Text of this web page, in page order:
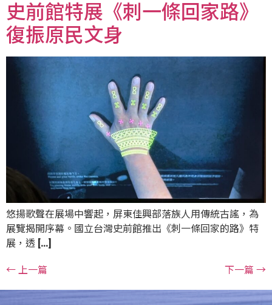
史前館特展《刺一條回家路》
復振原民文身
悠揚歌聲在展場中響起，屏東佳興部落族人用傳統古謠，為
展覽揭開序幕。國立台灣史前館推出《刺一條回家的路》特
展，透 […]
← 上一篇 下一篇 →